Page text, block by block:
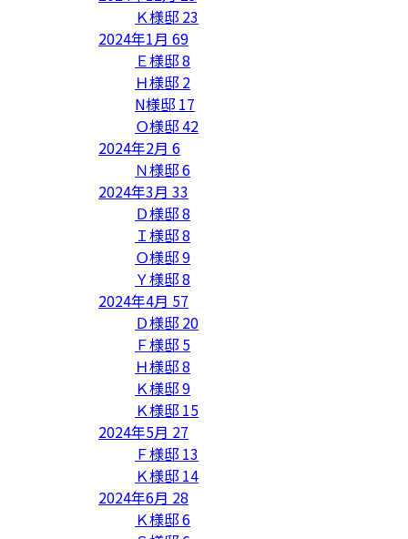
Ｋ様邸 23
2024年1月 69
Ｅ様邸8
Ｈ様邸 2
N様邸 17
Ｏ様邸42
2024年2月 6
Ｎ様邸6
2024年3月 33
Ｄ様邸8
Ｉ様邸8
Ｏ様邸9
Ｙ様邸8
2024年4月 57
Ｄ様邸 20
Ｆ様邸 5
Ｈ様邸8
Ｋ様邸9
Ｋ様邸 15
2024年5月 27
Ｆ様邸 13
Ｋ様邸 14
2024年6月 28
Ｋ様邸6